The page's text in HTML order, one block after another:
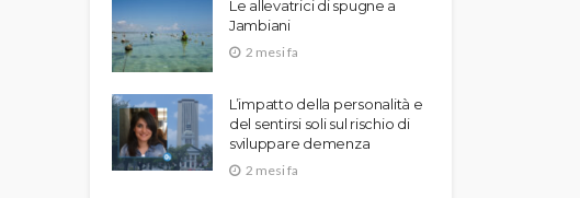
Le allevatrici di spugne a
Jambiani
2 mesi fa
L’impatto della personalità e
del sentirsi soli sul rischio di
sviluppare demenza
2 mesi fa